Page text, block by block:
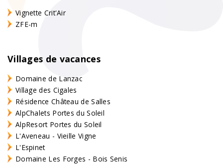
Vignette Crit'Air
ZFE-m
Villages de vacances
Domaine de Lanzac
Village des Cigales
Résidence Château de Salles
AlpChalets Portes du Soleil
AlpResort Portes du Soleil
L'Aveneau - Vieille Vigne
L'Espinet
Domaine Les Forges - Bois Senis